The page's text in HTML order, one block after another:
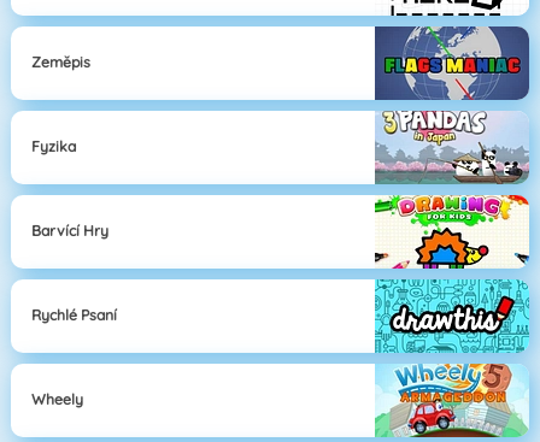
Zeměpis
Fyzika
Barvící Hry
Rychlé Psaní
Wheely